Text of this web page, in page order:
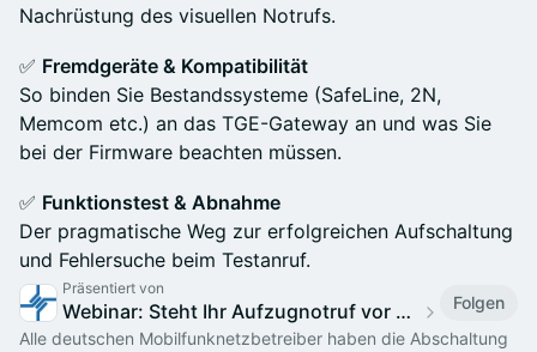
Nachrüstung des visuellen Notrufs.
✅ Fremdgeräte & Kompatibilität
So binden Sie Bestandssysteme (SafeLine, 2N,
Memcom etc.) an das TGE-Gateway an und was Sie
bei der Firmware beachten müssen.
✅ Funktionstest & Abnahme
Der pragmatische Weg zur erfolgreichen Aufschaltung
und Fehlersuche beim Testanruf.
Präsentiert von
Webinar: Steht Ihr Aufzugnotruf vor dem „Backstein-Effekt“?
Folgen
Alle deutschen Mobilfunknetzbetreiber haben die Abschaltung